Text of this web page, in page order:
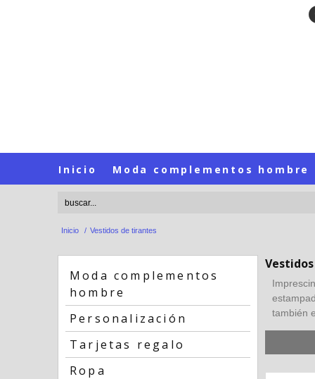
Inicio Moda complementos hombre
Inicio / Vestidos de tirantes
Moda complementos
hombre
Personalización
Tarjetas regalo
Ropa
también